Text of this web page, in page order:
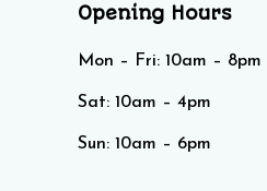
Opening Hours
Mon – Fri: 10am – 8pm
Sat: 10am – 4pm​​
Sun: 10am – 6pm